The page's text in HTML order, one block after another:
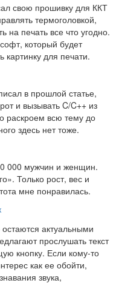
свою прошивку для ККТ
термоголовкой,
на печать все что угодно.
который будет
для печати.
в прошлой статье,
и вызывать C/C++ из
раскроем всю тему до
здесь нет тоже.
000 мужчин и женщин.
Только рост, вес и
мне понравилась.
актуальными
прослушать текст
кнопку. Если кому-то
как ее обойти,
звука,